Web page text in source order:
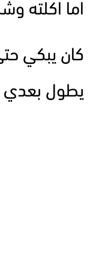
اما اكلته
كان يبكي
يطول بعدي